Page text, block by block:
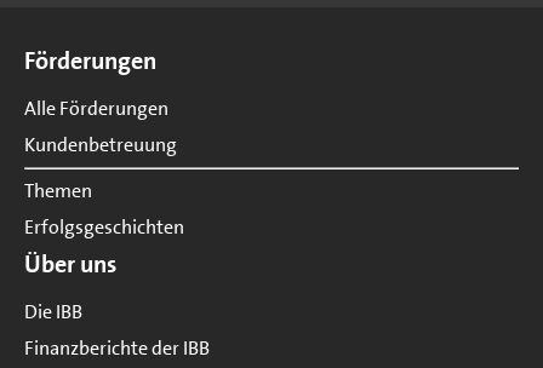
Förderungen
Alle Förderungen
Kundenbetreuung
Themen
Erfolgsgeschichten
Über uns
Die IBB
Finanzberichte der IBB